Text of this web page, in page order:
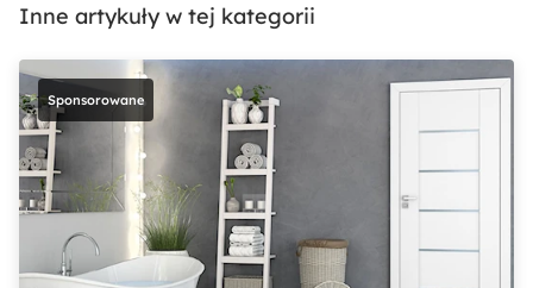
mieszkania?
Inne artykuły w tej kategorii
Sponsorowane